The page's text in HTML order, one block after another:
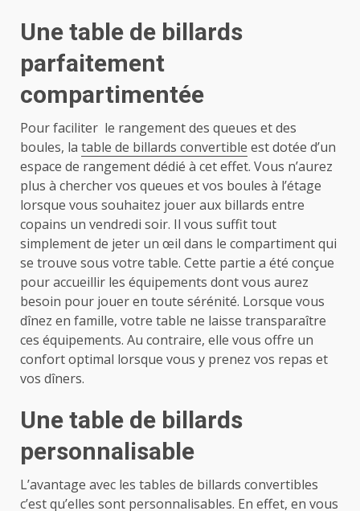
Une table de billards
parfaitement
compartimentée
Pour faciliter le rangement des queues et des
boules, la table de billards convertible est dotée d’un
espace de rangement dédié à cet effet. Vous n’aurez
plus à chercher vos queues et vos boules à l’étage
lorsque vous souhaitez jouer aux billards entre
copains un vendredi soir. Il vous suffit tout
simplement de jeter un œil dans le compartiment qui
se trouve sous votre table. Cette partie a été conçue
pour accueillir les équipements dont vous aurez
besoin pour jouer en toute sérénité. Lorsque vous
dînez en famille, votre table ne laisse transparaître
ces équipements. Au contraire, elle vous offre un
confort optimal lorsque vous y prenez vos repas et
vos dîners.
Une table de billards
personnalisable
L’avantage avec les tables de billards convertibles
c’est qu’elles sont personnalisables. En effet, en vous